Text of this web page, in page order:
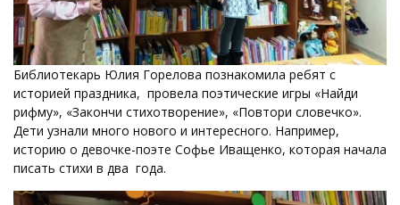
Библиотекарь Юлия Горелова познакомила ребят с
историей праздника, провела поэтические игры «Найди
рифму», «Закончи стихотворение», «Повтори словечко».
Дети узнали много нового и интересного. Например,
историю о девочке-поэте Софье Иващенко, которая начала
писать стихи в два года.